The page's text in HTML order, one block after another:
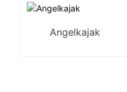
Angelkajak